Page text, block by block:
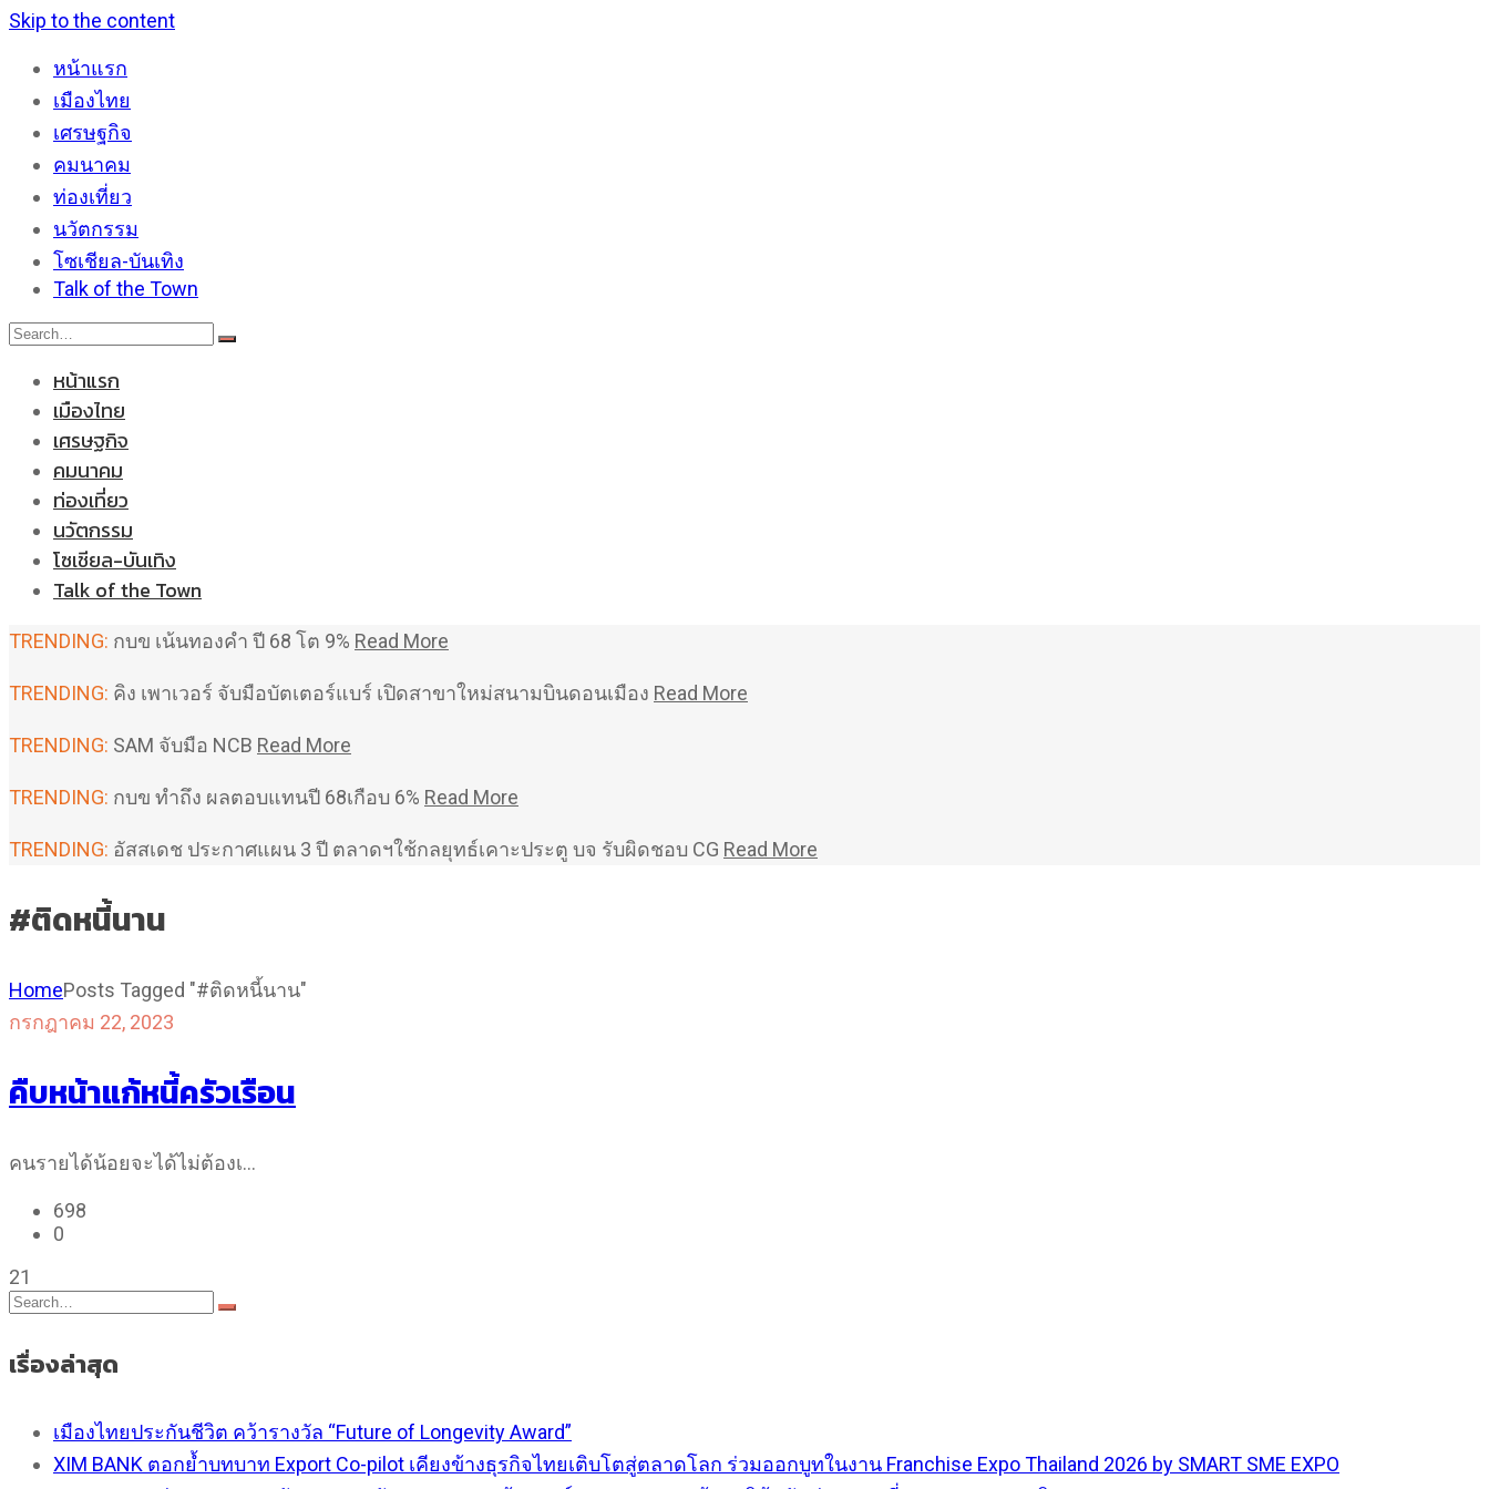
Skip to the content
หน้าแรก
เมืองไทย
เศรษฐกิจ
คมนาคม
ท่องเที่ยว
นวัตกรรม
โซเชียล-บันเทิง
Talk of the Town
หน้าแรก
เมืองไทย
เศรษฐกิจ
คมนาคม
ท่องเที่ยว
นวัตกรรม
โซเชียล-บันเทิง
Talk of the Town
TRENDING: กบข เน้นทองคำ ปี 68 โต 9% Read More
TRENDING: คิง เพาเวอร์ จับมือบัตเตอร์แบร์ เปิดสาขาใหม่สนามบินดอนเมือง Read More
TRENDING: SAM จับมือ NCB Read More
TRENDING: กบข ทำถึง ผลตอบแทนปี 68เกือบ 6% Read More
TRENDING: อัสสเดช ประกาศแผน 3 ปี ตลาดฯใช้กลยุทธ์เคาะประตู บจ รับผิดชอบ CG Read More
#ติดหนี้นาน
HomePosts Tagged "#ติดหนี้นาน"
กรกฎาคม 22, 2023
คืบหน้าแก้หนี้ครัวเรือน
คนรายได้น้อยจะได้ไม่ต้องเ…
698
0
21
เรื่องล่าสุด
เมืองไทยประกันชีวิต คว้ารางวัล “Future of Longevity Award”
XIM BANK ตอกย้ำบทบาท Export Co-pilot เคียงข้างธุรกิจไทยเติบโตสู่ตลาดโลก ร่วมออกบูทในงาน Franchise Expo Thailand 2026 by SMART SME EXPO